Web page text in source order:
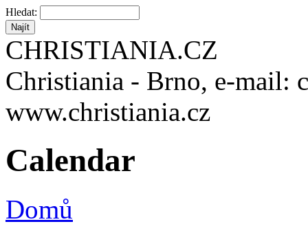
Hledat:
CHRISTIANIA.CZ
Christiania - Brno, e-mail:
www.christiania.cz
Calendar
Domů